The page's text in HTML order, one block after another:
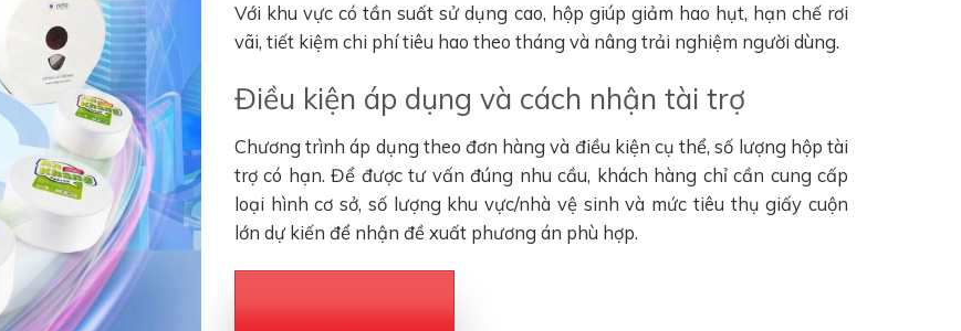
Với khu vực có tần suất sử dụng cao, hộp giúp giảm hao hụt, hạn chế rơi
vãi, tiết kiệm chi phí tiêu hao theo tháng và nâng trải nghiệm người dùng.
Điều kiện áp dụng và cách nhận tài trợ
Chương trình áp dụng theo đơn hàng và điều kiện cụ thể, số lượng hộp tài
trợ có hạn. Để được tư vấn đúng nhu cầu, khách hàng chỉ cần cung cấp
loại hình cơ sở, số lượng khu vực/nhà vệ sinh và mức tiêu thụ giấy cuộn
lớn dự kiến để nhận đề xuất phương án phù hợp.